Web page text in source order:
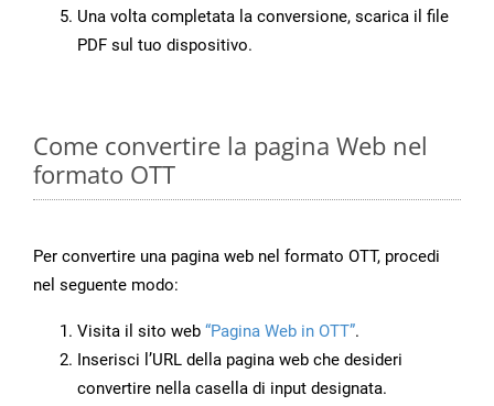
Una volta completata la conversione, scarica il file
PDF sul tuo dispositivo.
Come convertire la pagina Web nel
formato OTT
Per convertire una pagina web nel formato OTT, procedi
nel seguente modo:
Visita il sito web “Pagina Web in OTT”.
Inserisci l’URL della pagina web che desideri
convertire nella casella di input designata.